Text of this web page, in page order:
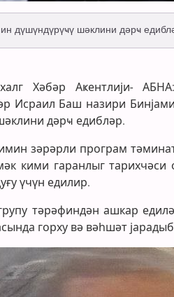
дүшүндүрүҹү шәклини дәрҹ
Хәбәр Аҝентлији-
Исраил Баш назири
дәрҹ едибләр.
зәрәрли програм
кими гаранлыг
үчүн едилир.
тәрәфиндән ашкар
горху вә вәһшәт